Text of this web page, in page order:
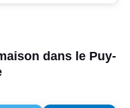
dans le Puy-